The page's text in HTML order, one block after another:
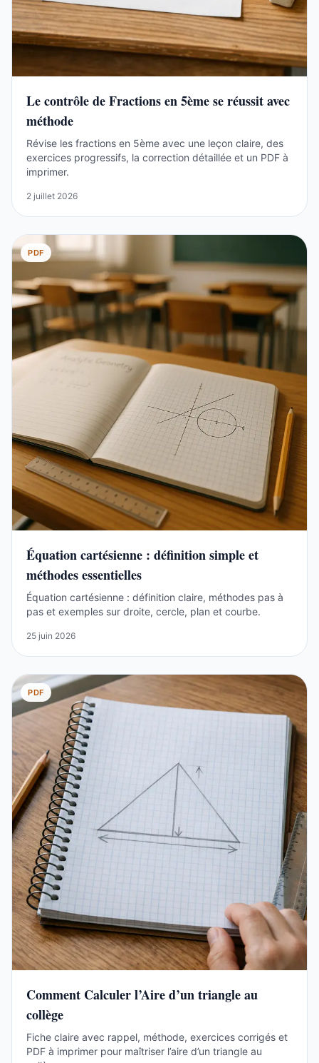
Le contrôle de Fractions en 5ème se réussit avec
méthode
Révise les fractions en 5ème avec une leçon claire, des
exercices progressifs, la correction détaillée et un PDF à
imprimer.
2 juillet 2026
PDF
Équation cartésienne : définition simple et
méthodes essentielles
Équation cartésienne : définition claire, méthodes pas à
pas et exemples sur droite, cercle, plan et courbe.
25 juin 2026
PDF
Comment Calculer l’Aire d’un triangle au
collège
Fiche claire avec rappel, méthode, exercices corrigés et
PDF à imprimer pour maîtriser l’aire d’un triangle au